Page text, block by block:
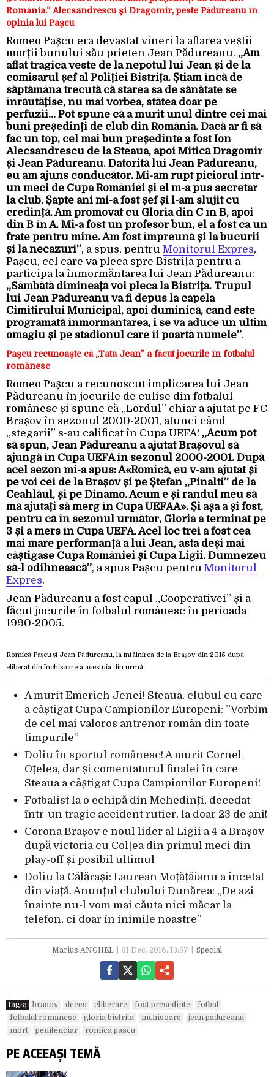
România.” Alecsandrescu și Dragomir, peste Pădureanu în
opinia lui Pașcu
Romeo Pașcu era devastat vineri la aflarea veștii
morții bunului său prieten Jean Pădureanu. „Am
aflat tragica veste de la nepotul lui Jean și de la
comisarul șef al Poliției Bistrița. Știam încă de
săptămâna trecută că starea sa de sănătate se
înrăutățise, nu mai vorbea, stătea doar pe
perfuzii… Pot spune că a murit unul dintre cei mai
buni președinți de club din România. Dacă ar fi să
fac un top, cel mai bun președinte a fost Ion
Alecsandrescu de la Steaua, apoi Mitică Dragomir
și Jean Pădureanu. Datorită lui Jean Pădureanu,
eu am ajuns conducător. Mi-am rupt piciorul într-
un meci de Cupa României și el m-a pus secretar
la club. Șapte ani mi-a fost șef și l-am slujit cu
credință. Am promovat cu Gloria din C în B, apoi
din B în A. Mi-a fost un profesor bun, el a fost ca un
frate pentru mine. Am fost împreună și la bucurii
și la necazuri”, a spus, pentru Monitorul Expres,
Pașcu, cel care va pleca spre Bistrița pentru a
participa la înmormăntarea lui Jean Pădureanu:
„Sâmbătă dimineață voi pleca la Bistrița. Trupul
lui Jean Pădureanu va fi depus la capela
Cimitirului Municipal, apoi duminică, când este
programată înmormântarea, i se va aduce un ultim
omagiu și pe stadionul care îi poartă numele”.
Pașcu recunoaște că „Tata Jean” a făcut jocurile în fotbalul
românesc
Romeo Pașcu a recunoscut implicarea lui Jean
Pădureanu în jocurile de culise din fotbalul
românesc și spune că „Lordul” chiar a ajutat pe FC
Brașov în sezonul 2000-2001, atunci când
„stegarii” s-au calificat în Cupa UEFA! „Acum pot
să spun, Jean Pădureanu a ajutat Brașovul să
ajungă în Cupa UEFA în sezonul 2000-2001. După
acel sezon mi-a spus: Â«Romică, eu v-am ajutat și
pe voi cei de la Brașov și pe Ștefan „Pinalti” de la
Ceahlăul, și pe Dinamo. Acum e și rândul meu să
mă ajutați să merg în Cupa UEFAÂ». Și așa a și fost,
pentru că în sezonul următor, Gloria a terminat pe
3 și a mers în Cupa UEFA. Acel loc trei a fost cea
mai mare performanță a lui Jean, asta deși mai
câștigase Cupa României și Cupa Ligii. Dumnezeu
să-l odihnească”, a spus Pașcu pentru Monitorul
Expres.
Jean Pădureanu a fost capul „Cooperativei” și a
făcut jocurile în fotbalul românesc în perioada
1990-2005.
Romică Pașcu și Jean Pădureanu, la întâlnirea de la Brașov din 2015 după
eliberat din închisoare a acestuia din urmă
A murit Emerich Jenei! Steaua, clubul cu care
a câștigat Cupa Campionilor Europeni: ”Vorbim
de cel mai valoros antrenor român din toate
timpurile”
Doliu în sportul românesc! A murit Cornel
Oțelea, dar și comentatorul finalei în care
Steaua a câștigat Cupa Campionilor Europeni!
Fotbalist la o echipă din Mehedinți, decedat
într-un tragic accident rutier, la doar 23 de ani!
Corona Brașov e noul lider al Ligii a 4-a Brașov
după victoria cu Colțea din primul meci din
play-off și posibil ultimul
Doliu la Călărași: Laurean Moțățăianu a încetat
din viață. Anunțul clubului Dunărea: „De azi
înainte nu-l vom mai căuta nici măcar la
telefon, ci doar în inimile noastre”
Marius ANGHEL 31 Dec. 2016, 13:57 Special
tags: brasov deces eliberare fost presedinte
fotbal
fotbalul romanesc
gloria bistrita inchisoare
jean padureanu
mort
penitenciar romica pascu
PE ACEEAȘI TEMĂ